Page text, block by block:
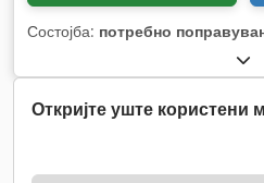
Состојба: потребно
Откријте уште користени